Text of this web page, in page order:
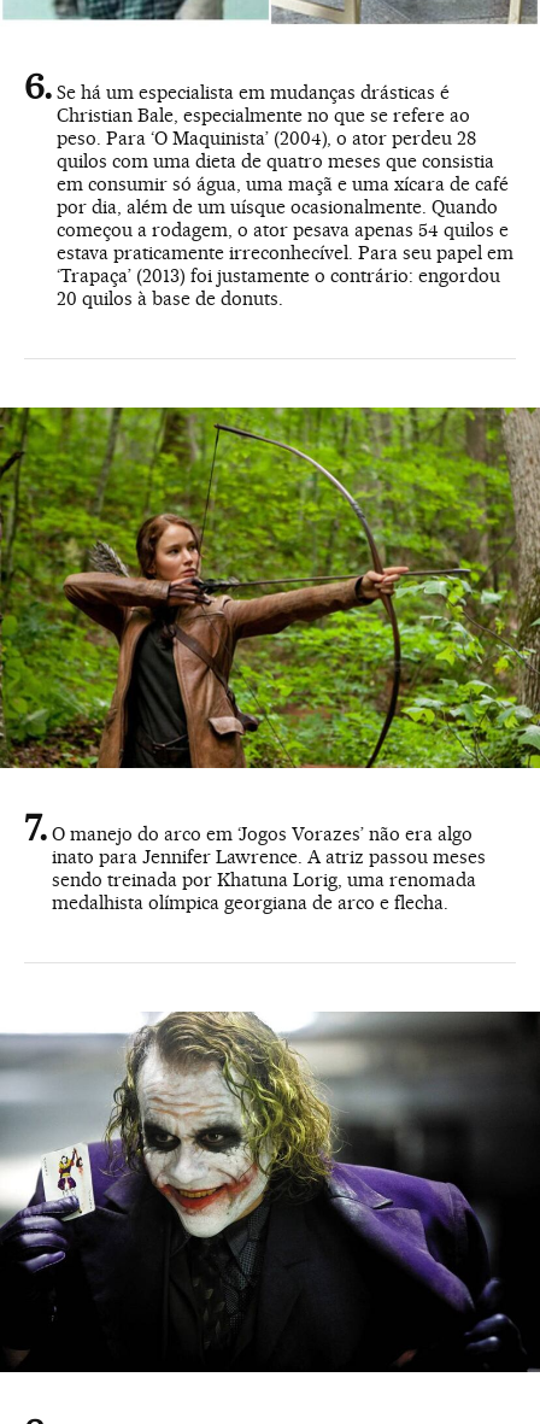
Se há um especialista em mudanças drásticas é
Christian Bale, especialmente no que se refere ao
peso. Para ‘O Maquinista’ (2004), o ator perdeu 28
quilos com uma dieta de quatro meses que consistia
em consumir só água, uma maçã e uma xícara de café
por dia, além de um uísque ocasionalmente. Quando
começou a rodagem, o ator pesava apenas 54 quilos e
estava praticamente irreconhecível. Para seu papel em
‘Trapaça’ (2013) foi justamente o contrário: engordou
20 quilos à base de donuts.
O manejo do arco em ‘Jogos Vorazes’ não era algo
inato para Jennifer Lawrence. A atriz passou meses
sendo treinada por Khatuna Lorig, uma renomada
medalhista olímpica georgiana de arco e flecha.